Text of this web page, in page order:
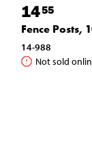
1455
Fence Posts,
14-988
Not sold